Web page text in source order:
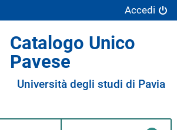
Accedi
Catalogo Unico
Pavese
Università degli studi di Pavia